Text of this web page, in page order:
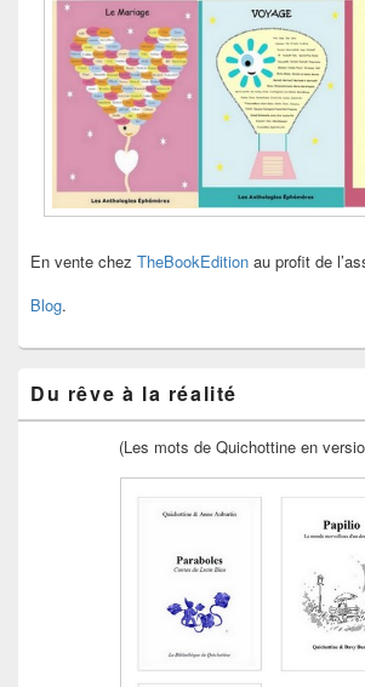
En vente chez TheBookEdition au profit de
Blog.
Du rêve à la réalité
(Les mots de Quichottine en